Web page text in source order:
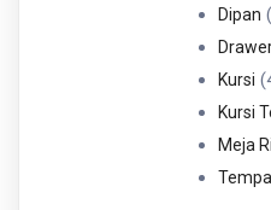
Dipan
Kursi
Kursi
Meja